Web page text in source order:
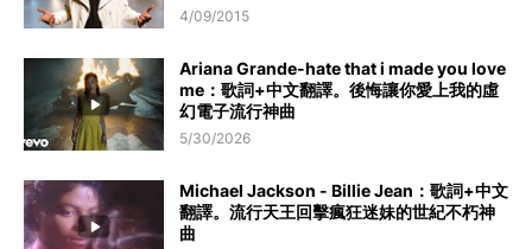
4/09/2015
Ariana Grande-hate that i made you love
me：歌詞+中文翻譯。後悔讓你愛上我的虛
幻電子流行神曲
5/30/2026
Michael Jackson - Billie Jean：歌詞+中文
翻譯。流行天王回擊瘋狂迷妹的世紀不朽神
曲